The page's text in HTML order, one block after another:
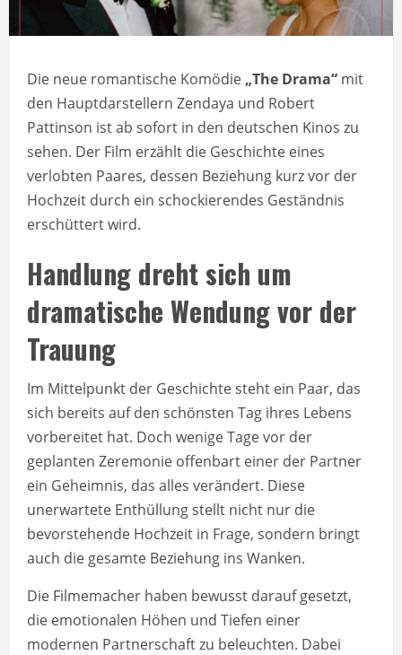
Die neue romantische Komödie „The Drama“ mit
den Hauptdarstellern Zendaya und Robert
Pattinson ist ab sofort in den deutschen Kinos zu
sehen. Der Film erzählt die Geschichte eines
verlobten Paares, dessen Beziehung kurz vor der
Hochzeit durch ein schockierendes Geständnis
erschüttert wird.
Handlung dreht sich um
dramatische Wendung vor der
Trauung
Im Mittelpunkt der Geschichte steht ein Paar, das
sich bereits auf den schönsten Tag ihres Lebens
vorbereitet hat. Doch wenige Tage vor der
geplanten Zeremonie offenbart einer der Partner
ein Geheimnis, das alles verändert. Diese
unerwartete Enthüllung stellt nicht nur die
bevorstehende Hochzeit in Frage, sondern bringt
auch die gesamte Beziehung ins Wanken.
Die Filmemacher haben bewusst darauf gesetzt,
die emotionalen Höhen und Tiefen einer
modernen Partnerschaft zu beleuchten. Dabei